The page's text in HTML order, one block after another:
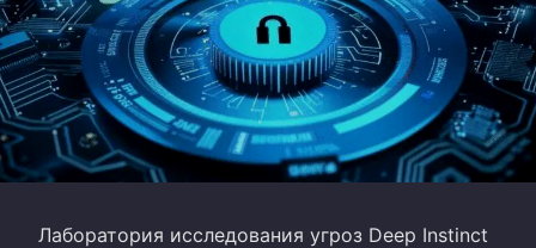
Лаборатория исследования угроз Deep Instinct